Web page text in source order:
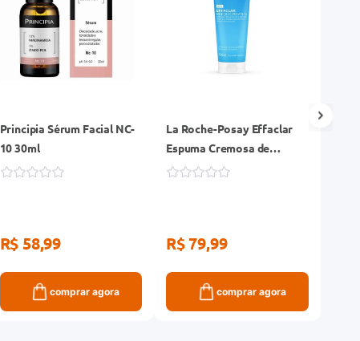
Principia Sérum Facial NC-
10 30ml
R$ 58,99
comprar agora
La Roche-Posay Effaclar
Espuma Cremosa de
Limpeza Reequilibrante
R$ 79,99
comprar agora